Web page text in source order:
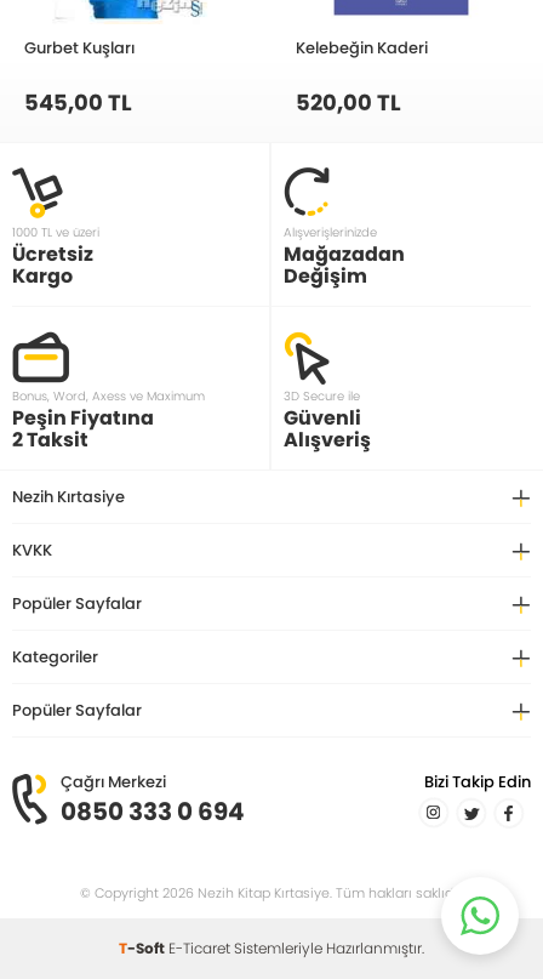
Gurbet Kuşları
545,00 TL
Kelebeğin Kaderi
520,00 TL
1000 TL ve üzeri
Ücretsiz
Kargo
Alışverişlerinizde
Mağazadan
Değişim
Bonus, Word, Axess ve Maximum
Peşin Fiyatına
2 Taksit
3D Secure ile
Güvenli
Alışveriş
Nezih Kırtasiye
KVKK
Popüler Sayfalar
Kategoriler
Popüler Sayfalar
Çağrı Merkezi
0850 333 0 694
Bizi Takip Edin
© Copyright 2026 Nezih Kitap Kırtasiye. Tüm hakları saklıdır.
T-Soft E-TicaretSistemleriyle Hazırlanmıştır.